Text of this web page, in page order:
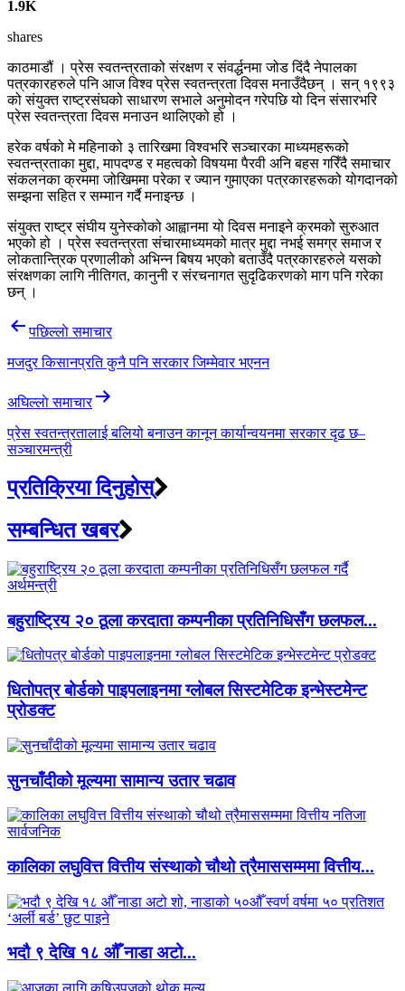
1.9K
shares
काठमाडौं । प्रेस स्वतन्त्रताको संरक्षण र संवर्द्धनमा जोड दिंदै नेपालका
पत्रकारहरुले पनि आज विश्व प्रेस स्वतन्त्रता दिवस मनाउँदैछन् । सन् १९९३
को संयुक्त राष्ट्रसंघको साधारण सभाले अनुमोदन गरेपछि यो दिन संसारभरि
प्रेस स्वतन्त्रता दिवस मनाउन थालिएको हो ।
हरेक वर्षको मे महिनाको ३ तारिखमा विश्वभरि सञ्चारका माध्यमहरूको
स्वतन्त्रताका मुद्दा, मापदण्ड र महत्वको विषयमा पैरवी अनि बहस गरिँदै समाचार
संकलनका क्रममा जोखिममा परेका र ज्यान गुमाएका पत्रकारहरूको योगदानको
सम्झना सहित र सम्मान गर्दै मनाइन्छ ।
संयुक्त राष्ट्र संघीय युनेस्कोको आह्वानमा यो दिवस मनाइने क्रमको सुरुआत
भएको हो । प्रेस स्वतन्त्रता संचारमाध्यमको मात्र मुद्दा नभई समग्र समाज र
लोकतान्त्रिक प्रणालीको अभिन्न बिषय भएको बताउँदै पत्रकारहरुले यसको
संरक्षणका लागि नीतिगत, कानुनी र संरचनागत सुदृढिकरणको माग पनि गरेका
छन् ।
Post
navigation
पछिल्लाे समाचार
मजदुर किसानप्रति कुनै पनि सरकार जिम्मेवार भएनन
अघिल्लाे समाचार
प्रेस स्वतन्त्रतालाई बलियो बनाउन कानून कार्यान्वयनमा सरकार दृढ छ–
सञ्चारमन्त्री
प्रतिक्रिया दिनुहोस्
सम्बन्धित खबर
बहुराष्ट्रिय २० ठूला करदाता कम्पनीका प्रतिनिधिसँग छलफल...
धितोपत्र बोर्डको पाइपलाइनमा ग्लोबल सिस्टमेटिक इन्भेस्टमेन्ट
प्रोडक्ट
सुनचाँदीको मूल्यमा सामान्य उतार चढाव
कालिका लघुवित्त वित्तीय संस्थाको चौथो त्रैमाससम्ममा वित्तीय...
भदौ ९ देखि १८ औँ नाडा अटो...